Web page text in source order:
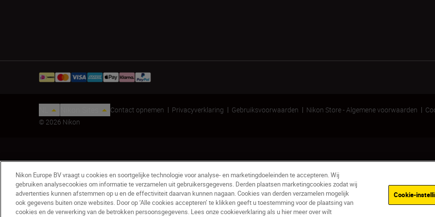
Objectieftas CL-0915
€ 16,58€ 19,51
Niet op voorraad
Contact opnemen Privacyverklaring Gebruiksvoorwaarden Nikon Store - Algemene voorwaarden
© 2026 Nikon
Nikon Europe BV vraagt u cookies en soortgelijke technologie voor analyse- en marketingdoeleinden te accepteren. Wij
gebruiken analysecookies om informatie te verzamelen uit gebruikersgegevens. Derden plaatsen marketingcookies zodat wij
advertenties kunnen afstemmen op u en de effectiviteit daarvan kunnen nagaan. Cookies van derden verzamelen mogelijk
ook gegevens buiten onze websites. Door op ‘Alle cookies accepteren’ te klikken geeft u toestemming voor de plaatsing van
cookies en de verwerking van de betrokken persoonsgegevens. Lees onze cookieverklaring als u hier meer over wilt
Cookie-